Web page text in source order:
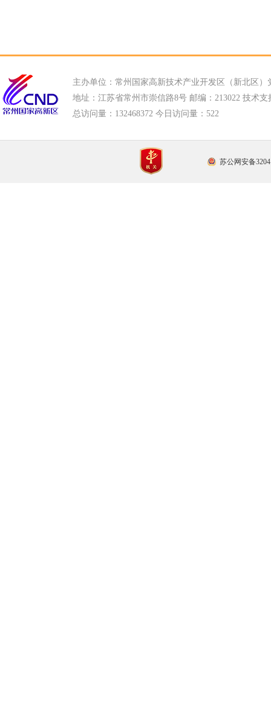
主办单位：常州国家高新技术产业开发区（新北区）
地址：江苏省常州市崇信路8号 邮编：213022 技术支
总访问量： 132468372 今日访问量： 522
苏公网安备